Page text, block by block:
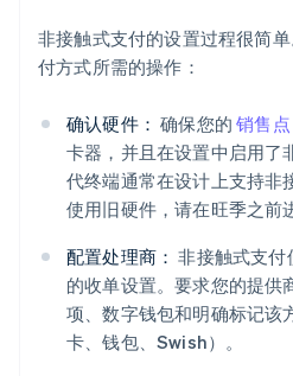
非接触式支付的设置过程很简
付方式所需的操作：
确认硬件： 确保您的销售
卡器，并且在设置中启用了
代终端通常在设计上支持非
使用旧硬件，请在旺季之前
配置处理商： 非接触式支付
的收单设置。要求您的提供
项、数字钱包和明确标记该
卡、钱包、Swish）。